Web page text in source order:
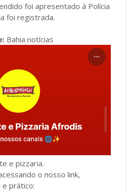
foi apresentado à Polícia
foi registrada.
Bahia notícias
e pizzaria.
o nosso link,
prático: